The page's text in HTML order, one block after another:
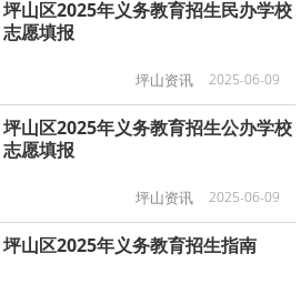
坪山区2025年义务教育招生民办学校
志愿填报
坪山资讯 2025-06-09
坪山区2025年义务教育招生公办学校
志愿填报
坪山资讯 2025-06-09
坪山区2025年义务教育招生指南